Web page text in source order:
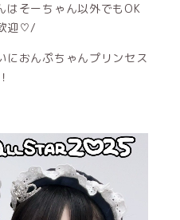
はそーちゃん以外でもOK
迎♡/
におんぷちゃんプリンセス